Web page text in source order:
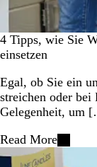
4 Tipps, wie Sie
einsetzen
Egal, ob Sie ein
streichen oder bei
Gelegenheit, um
Read More